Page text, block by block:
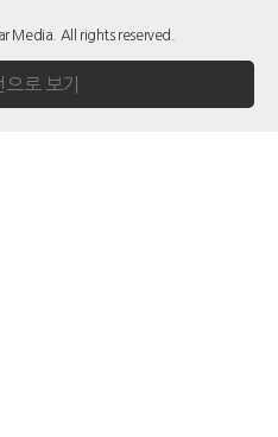
Media. All rights reserved.
으로 보기